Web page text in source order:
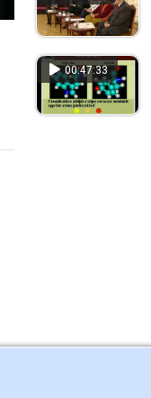
00:47:33